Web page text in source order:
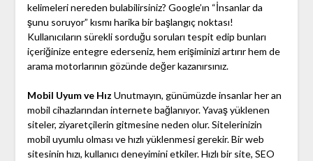
kelimeleri nereden bulabilirsiniz? Google’ın “İnsanlar da
şunu soruyor” kısmı harika bir başlangıç noktası!
Kullanıcıların sürekli sorduğu soruları tespit edip bunları
içeriğinize entegre ederseniz, hem erişiminizi artırır hem de
arama motorlarının gözünde değer kazanırsınız.
Mobil Uyum ve Hız Unutmayın, günümüzde insanlar her an
mobil cihazlarından internete bağlanıyor. Yavaş yüklenen
siteler, ziyaretçilerin gitmesine neden olur. Sitelerinizin
mobil uyumlu olması ve hızlı yüklenmesi gerekir. Bir web
sitesinin hızı, kullanıcı deneyimini etkiler. Hızlı bir site, SEO